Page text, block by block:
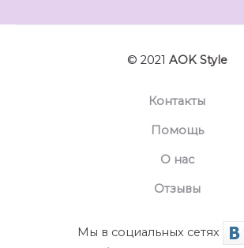
© 2021 AOK Style
Контакты
Помощь
О нас
Отзывы
Мы в социальных сетях